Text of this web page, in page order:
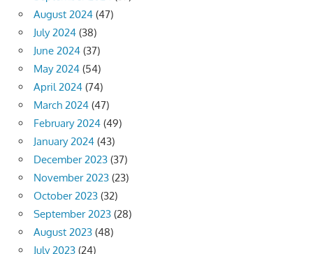
August 2024 (47)
July 2024 (38)
June 2024 (37)
May 2024 (54)
April 2024 (74)
March 2024 (47)
February 2024 (49)
January 2024 (43)
December 2023 (37)
November 2023 (23)
October 2023 (32)
September 2023 (28)
August 2023 (48)
July 2023 (24)